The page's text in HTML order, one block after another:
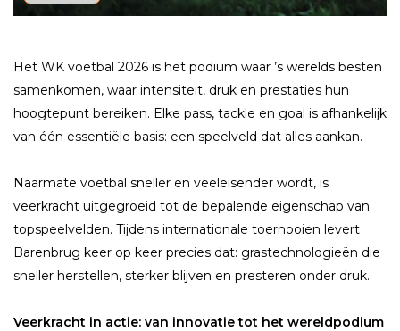
Het WK voetbal 2026 is het podium waar ’s werelds besten
samenkomen, waar intensiteit, druk en prestaties hun
hoogtepunt bereiken. Elke pass, tackle en goal is afhankelijk
van één essentiële basis: een speelveld dat alles aankan.
Naarmate voetbal sneller en veeleisender wordt, is
veerkracht uitgegroeid tot de bepalende eigenschap van
topspeelvelden. Tijdens internationale toernooien levert
Barenbrug keer op keer precies dat: grastechnologieën die
sneller herstellen, sterker blijven en presteren onder druk.
Veerkracht in actie: van innovatie tot het wereldpodium